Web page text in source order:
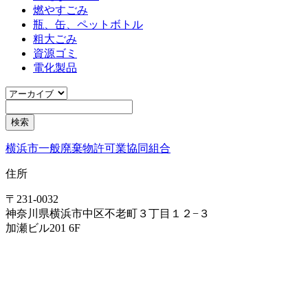
燃やすごみ
瓶、缶、ペットボトル
粗大ごみ
資源ゴミ
電化製品
横浜市一般廃棄物許可業協同組合
住所
〒231-0032
神奈川県横浜市中区不老町３丁目１２−３
加瀬ビル201 6F